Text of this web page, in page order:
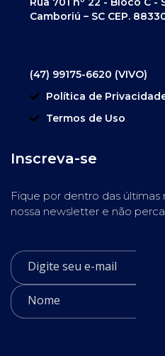
Camboriú – SC CEP.
(47) 99175-6620 (VIVO)
Política de
Termos de Uso
Inscreva-se
Fique por dentro das últimas
nossa newsletter e não